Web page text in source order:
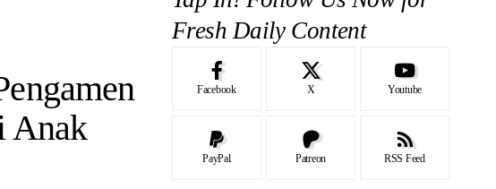
Anak
Fresh Daily Content
Facebook X Youtube
PayPal Patreon RSS Feed